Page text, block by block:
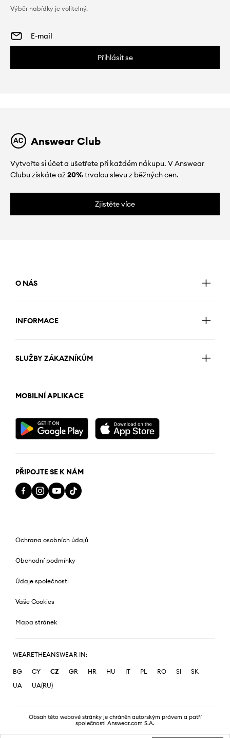
Výběr nabídky je volitelný.
Přihlásit se
Answear Club
Vytvořte si účet a ušetřete při každém nákupu. V Answear
Clubu získáte až20%trvalou slevu z běžných cen.
Zjistěte více
O NÁS
INFORMACE
SLUŽBY ZÁKAZNÍKŮM
MOBILNÍ APLIKACE
PŘIPOJTE SE K NÁM
Ochrana osobních údajů
Obchodní podmínky
Údaje společnosti
Vaše Cookies
Mapa stránek
WEARETHEANSWEAR IN:
BG CY CZ GR HR HU IT PL RO SI
SK
UA
UA(RU)
Obsah této webové stránky je chráněn autorským právem a patří
společnosti Answear.com S.A.